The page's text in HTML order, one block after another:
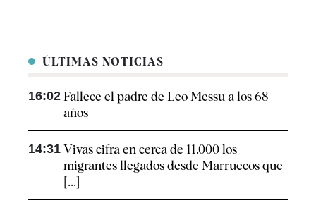
ÚLTIMAS NOTICIAS
16:02 Fallece el padre de Leo Messu a los 68
años
14:31 Vivas cifra en cerca de 11.000 los
migrantes llegados desde Marruecos que
[...]